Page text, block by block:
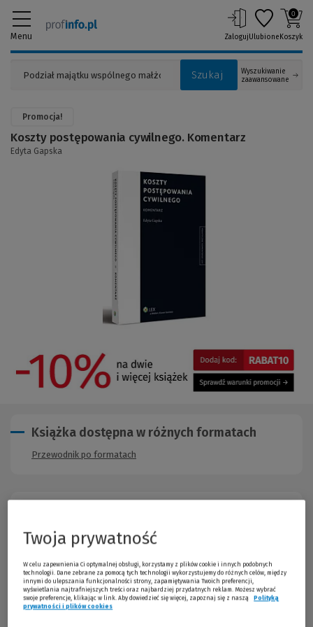
Menu
Szukaj
Wyszukiwanie
zaawansowane
ZalogujUlubione
0
Koszyk
Promocja!
Koszty postępowania cywilnego. Komentarz
Edyta Gapska
W komentarzu w sposób kompleksowy zaprezentowano
problematykę kosztów postępowania cywilnego,
zestawiając przyjęte w tym zakresie rozwiązania
normatywne z ich praktycznym zastosowaniem (poprzez
przykłady, wzory pism, wyselekcjonowane orzecznictwo
sadowe i akcentowanie najważniejszych problemów
Książka dostępna w różnych formatach
Przewodnik po formatach
Twoja prywatność
W celu zapewnienia Ci optymalnej obsługi, korzystamy z plików cookie i innych podobnych
technologii. Dane zebrane za pomocą tych technologii wykorzystujemy do różnych celów, między
innymi do ulepszania funkcjonalności strony, zapamiętywania Twoich preferencji,
wyświetlania najtrafniejszych treści oraz najbardziej przydatnych reklam. Możesz wybrać
swoje preferencje, klikając w link. Aby dowiedzieć się więcej, zapoznaj się z naszą
Polityką
prywatności i plików cookies